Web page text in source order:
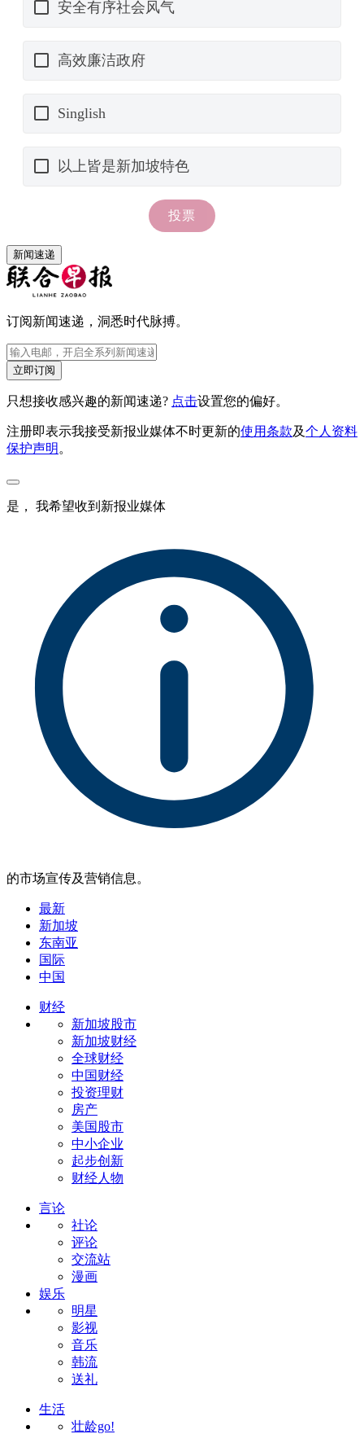
新闻速递
订阅新闻速递，洞悉时代脉搏。
立即订阅
只想接收感兴趣的新闻速递? 点击设置您的偏好。
注册即表示我接受新报业媒体不时更新的使用条款及个人资料
保护声明 。
是， 我希望收到新报业媒体
的市场宣传及营销信息。
最新
新加坡
东南亚
国际
中国
财经
新加坡股市
新加坡财经
全球财经
中国财经
投资理财
房产
美国股市
中小企业
起步创新
财经人物
言论
社论
评论
交流站
漫画
娱乐
明星
影视
音乐
韩流
送礼
生活
壮龄go!